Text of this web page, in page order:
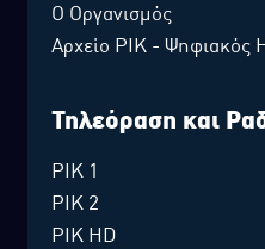
Ο Οργανισμός
Αρχείο ΡΙΚ - Ψηφιακός
Τηλεόραση και
ΡΙΚ 1
ΡΙΚ 2
ΡΙΚ HD